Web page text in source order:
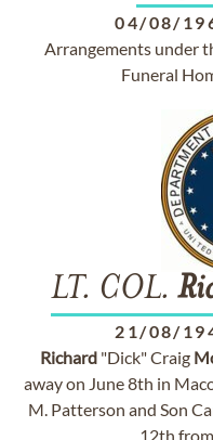
04/08/
Arrangements under
Funeral
LT. COL.
21/08/
Richard"Dick" Craig
away on June 8th in
M. Patterson and Son
12th